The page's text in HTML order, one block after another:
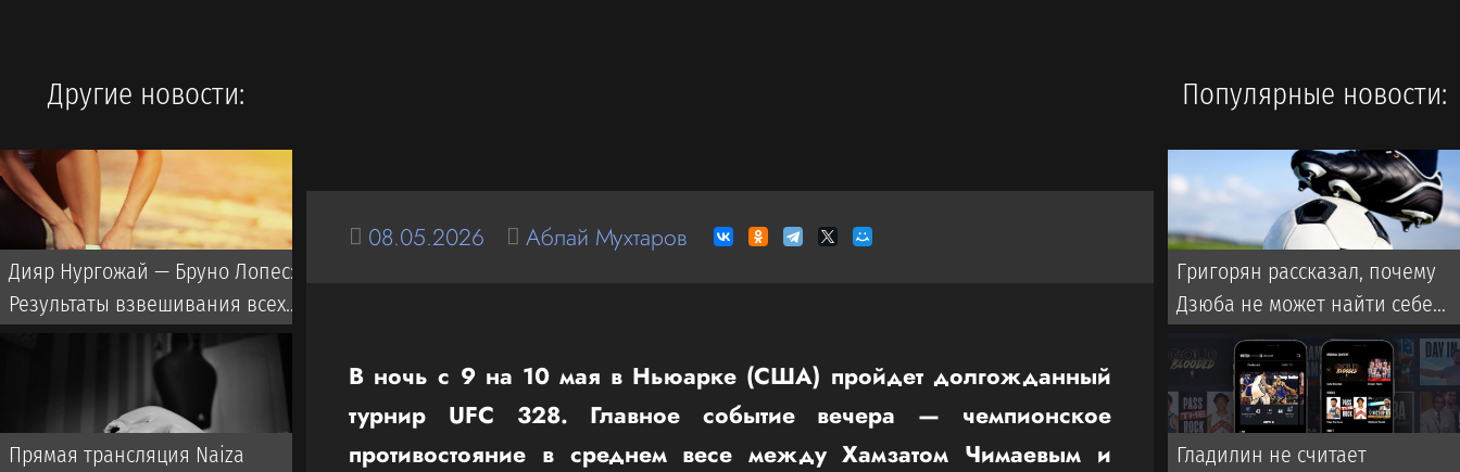
08.05.2026 Аблай Мухтаров
В ночь с 9 на 10 мая в Ньюарке (США) пройдет долгожданный
турнир UFC 328. Главное событие вечера — чемпионское
противостояние в среднем весе между Хамзатом Чимаевым и
Другие новости:
Дияр Нургожай — Бруно Лопес:
Результаты взвешивания всех
бойцов на UFC Vegas 120
Прямая трансляция Naiza
Популярные новости:
Григорян рассказал, почему
Дзюба не может найти себе
команду в РПЛ
Гладилин не считает